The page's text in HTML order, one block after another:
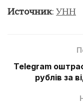
Источник: УНН
Telegram
рублів за